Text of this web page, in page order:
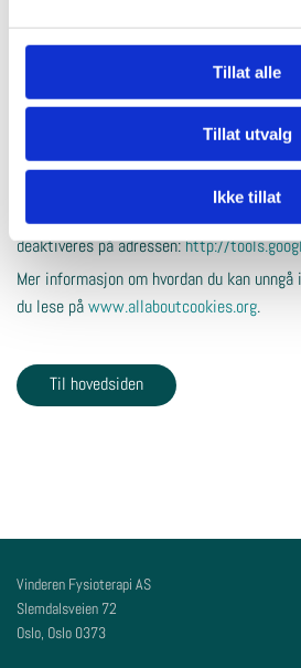
Tillat alle
Tillat utvalg
Ikke tillat
men dette gjør at dine personlige
også endre innstillingene i din nettleser
informasjonskapsler lagres på din
dårligere funksjonalitet på visse
medlemssider og gjøre at deler av
Hvis du ikke ønsker å bli sporet av
deaktiveres på adressen:http://
Mer informasjon om hvordan du kan
du lese påwww.allaboutcookies.org.
Til hovedsiden
Vinderen Fysioterapi AS
Slemdalsveien 72
Oslo, Oslo 0373